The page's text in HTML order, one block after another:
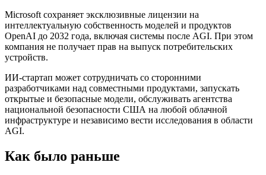
Microsoft сохраняет эксклюзивные лицензии на
интеллектуальную собственность моделей и продуктов
OpenAI до 2032 года, включая системы после AGI. При этом
компания не получает прав на выпуск потребительских
устройств.
ИИ-стартап может сотрудничать со сторонними
разработчиками над совместными продуктами, запускать
открытые и безопасные модели, обслуживать агентства
национальной безопасности США на любой облачной
инфраструктуре и независимо вести исследования в области
AGI.
Как было раньше